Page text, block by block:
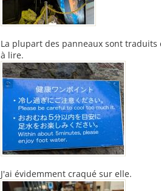
La plupart des panneaux sont
à lire.
J'ai évidemment craqué sur elle.